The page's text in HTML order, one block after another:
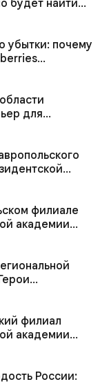
будет найти
убытки: почему
кабинет и
для
животных
волонтёрами
филиале
академии
вручена
филиал
академии
России: